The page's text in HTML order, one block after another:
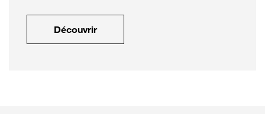
Découvrir